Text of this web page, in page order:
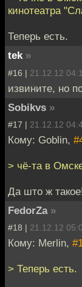
кинотеатра
Теперь есть.
tek »
#16 | 21.12.12
извините, но
Sobikvs »
#17 | 21.12.12
Кому: Goblin,
> чё-та в
Да што ж
FedorZa »
#18 | 21.12.12
Кому: Merlin,
> Теперь есть.